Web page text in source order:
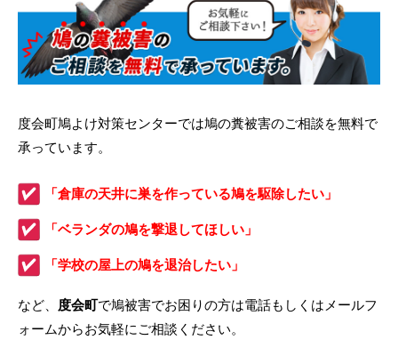
度会町鳩よけ対策センターでは鳩の糞被害のご相談を無料で
承っています。
「倉庫の天井に巣を作っている鳩を駆除したい」
「ベランダの鳩を撃退してほしい」
「学校の屋上の鳩を退治したい」
など、 度会町で鳩被害でお困りの方は電話もしくはメールフ
ォームからお気軽にご相談ください。